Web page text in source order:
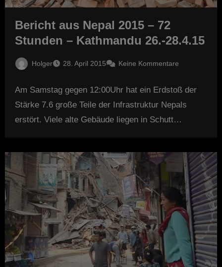
Bericht aus Nepal 2015 – 72
Stunden – Kathmandu 26.-28.4.15
Holger 28. April 2015 Keine Kommentare
Am Samstag gegen 12:00Uhr hat ein Erdstoß der
Stärke 7.6 große Teile der Infrastruktur Nepals
erstört. Viele alte Gebäude liegen in Schutt…